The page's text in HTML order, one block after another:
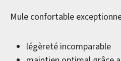
Mule confortable
légèreté incomparable